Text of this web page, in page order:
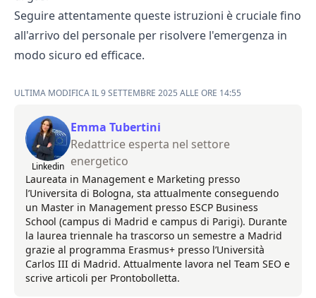
Seguire attentamente queste istruzioni è cruciale fino
all'arrivo del personale per risolvere l'emergenza in
modo sicuro ed efficace.
ULTIMA MODIFICA IL 9 SETTEMBRE 2025 ALLE ORE 14:55
Linkedin
Emma Tubertini
Redattrice esperta nel settore
energetico
Laureata in Management e Marketing presso
l’Universita di Bologna, sta attualmente conseguendo
un Master in Management presso ESCP Business
School (campus di Madrid e campus di Parigi). Durante
la laurea triennale ha trascorso un semestre a Madrid
grazie al programma Erasmus+ presso l’Università
Carlos III di Madrid. Attualmente lavora nel Team SEO e
scrive articoli per Prontobolletta.